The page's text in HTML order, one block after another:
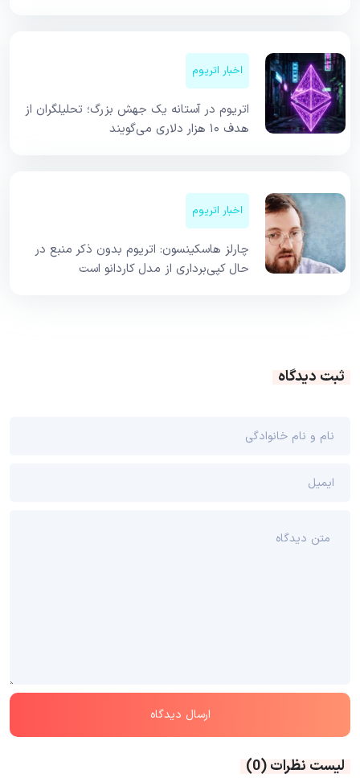
اخبار اتریوم
اتریوم در آستانه یک جهش بزرگ؛ تحلیلگران از
هدف ۱۰ هزار دلاری می‌گویند
اخبار اتریوم
چارلز هاسکینسون: اتریوم بدون ذکر منبع در
حال کپی‌برداری از مدل کاردانو است
ثبت دیدگاه
لیست نظرات(0)